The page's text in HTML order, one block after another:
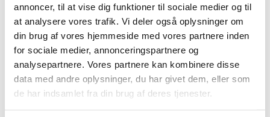
annoncer, til at vise dig funktioner til sociale medier og til
at analysere vores trafik. Vi deler også oplysninger om
din brug af vores hjemmeside med vores partnere inden
for sociale medier, annonceringspartnere og
analysepartnere. Vores partnere kan kombinere disse
data med andre oplysninger, du har givet dem, eller som
de har indsamlet fra din brug af deres tjenester.
2025 (158)
2024 (224)
2023 (195)
2022 (197)